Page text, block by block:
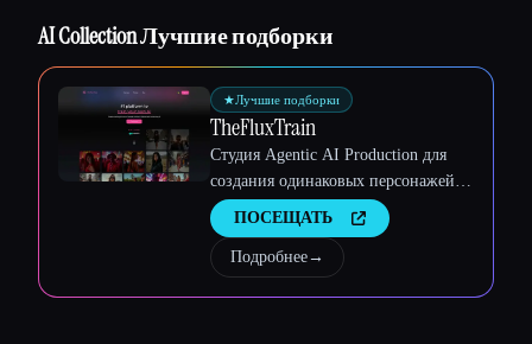
AI Collection Лучшие подборки
★Лучшие подборки
TheFluxTrain
Студия Agentic AI Production для
создания одинаковых персонажей,
рабочих процессов и видео
ПОСЕЩАТЬ
Подробнее→